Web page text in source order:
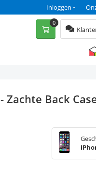
Inloggen
0
Zachte Back